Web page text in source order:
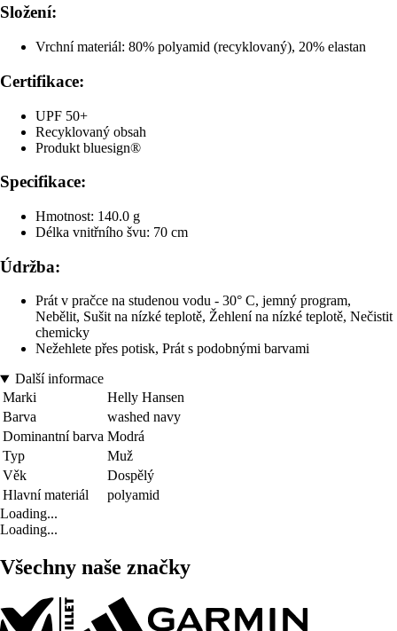
Složení:
Vrchní materiál: 80% polyamid (recyklovaný), 20% elastan
Certifikace:
UPF 50+
Recyklovaný obsah
Produkt bluesign®
Specifikace:
Hmotnost: 140.0 g
Délka vnitřního švu: 70 cm
Údržba:
Prát v pračce na studenou vodu - 30° C, jemný program,
Nebělit, Sušit na nízké teplotě, Žehlení na nízké teplotě, Nečistit
chemicky
Nežehlete přes potisk, Prát s podobnými barvami
Další informace
Marki
Helly Hansen
Barva
washed navy
Dominantní barva Modrá
Typ
Muž
Věk
Dospělý
Hlavní materiál
polyamid
Loading...
Loading...
Všechny naše značky